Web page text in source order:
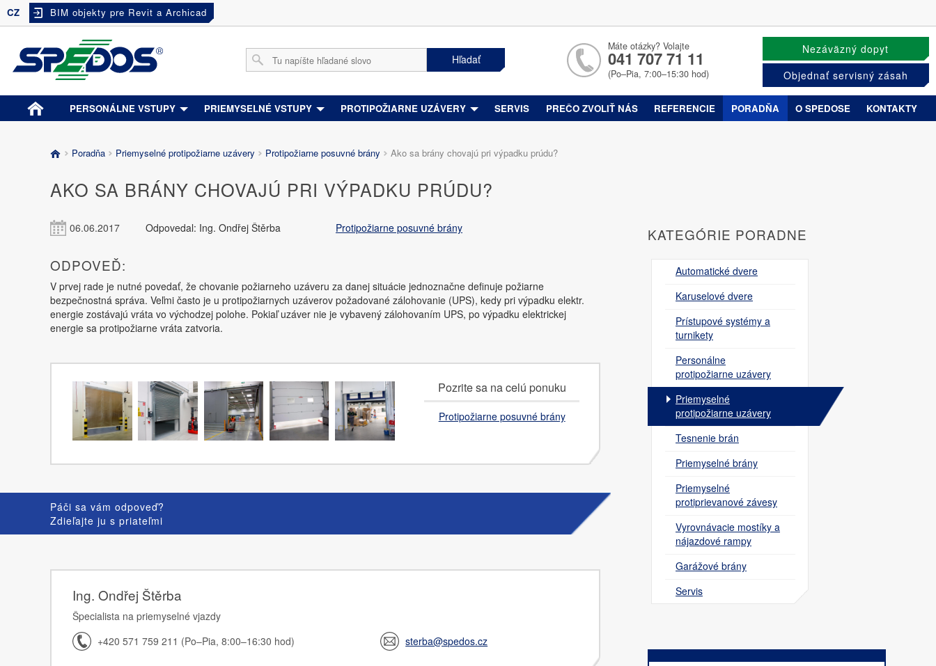
CZ BIM objekty pre Revit a Archicad
Hľadať
Máte otázky? Volajte
041 707 71 11
(Po–Pia, 7:00–15:30 hod)
Nezáväzný dopyt
Objednať servisný zásah
PERSONÁLNE VSTUPY PRIEMYSELNÉ VSTUPY PROTIPOŽIARNE UZÁVERY SERVIS PREČO ZVOLIŤ NÁS REFERENCIE PORADŇA O SPEDOSE KONTAKTY
Poradňa Priemyselné protipožiarne uzávery Protipožiarne posuvné brány Ako sa brány chovajú pri výpadku prúdu?
AKO SA BRÁNY CHOVAJÚ PRI VÝPADKU PRÚDU?
06.06.2017 Odpovedal: Ing. Ondřej Štěrba Protipožiarne posuvné brány
ODPOVEĎ:
V prvej rade je nutné povedať, že chovanie požiarneho uzáveru za danej situácie jednoznačne definuje požiarne
bezpečnostná správa. Veľmi často je u protipožiarnych uzáverov požadované zálohovanie (UPS), kedy pri výpadku elektr.
energie zostávajú vráta vo východzej polohe. Pokiaľ uzáver nie je vybavený zálohovaním UPS, po výpadku elektrickej
energie sa protipožiarne vráta zatvoria.
Pozrite sa na celú ponuku
Protipožiarne posuvné brány
Páči sa vám odpoveď?
Zdieľajte ju s priateľmi
Ing. Ondřej Štěrba
Špecialista na priemyselné vjazdy
+420 571 759 211 (Po–Pia, 8:00–16:30 hod)
sterba@spedos.cz
KATEGÓRIE PORADNE
Automatické dvere
Karuselové dvere
Prístupové systémy a
turnikety
Personálne
protipožiarne uzávery
Priemyselné
protipožiarne uzávery
Tesnenie brán
Priemyselné brány
Priemyselné
protiprievanové závesy
Vyrovnávacie mostíky a
nájazdové rampy
Garážové brány
Servis